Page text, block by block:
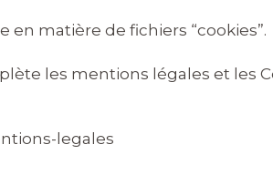
matière de fichiers “cookies”.
les mentions légales et les
legales